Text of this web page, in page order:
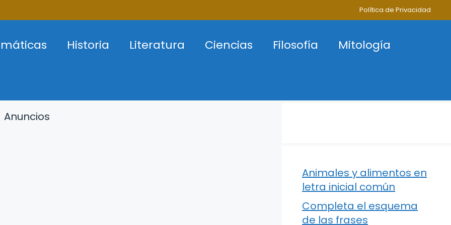
Política de Privacidad
Historia Literatura Ciencias Filosofía
Mitología
Anuncios
Animales y alimentos en
letra inicial común
Completa el esquema
de las frases